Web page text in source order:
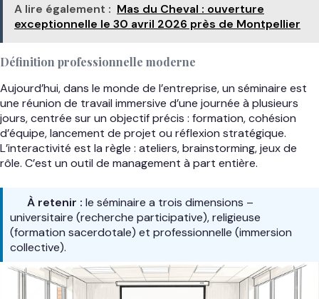
A lire également : Mas du Cheval : ouverture
exceptionnelle le 30 avril 2026 près de Montpellier
Définition professionnelle moderne
Aujourd’hui, dans le monde de l’entreprise, un séminaire est
une réunion de travail immersive d’une journée à plusieurs
jours, centrée sur un objectif précis : formation, cohésion
d’équipe, lancement de projet ou réflexion stratégique.
L’interactivité est la règle : ateliers, brainstorming, jeux de
rôle. C’est un outil de management à part entière.
À retenir : le séminaire a trois dimensions –
universitaire (recherche participative), religieuse
(formation sacerdotale) et professionnelle (immersion
collective).